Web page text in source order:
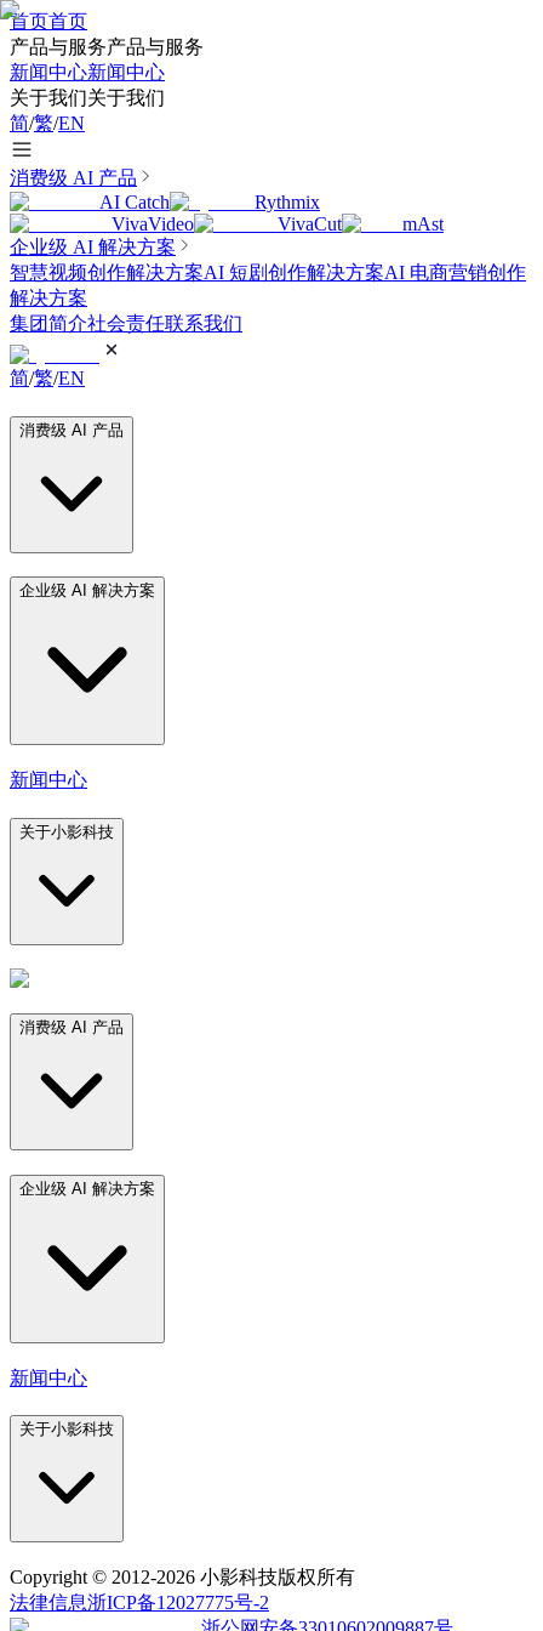
首页首页
产品与服务产品与服务
新闻中心新闻中心
关于我们关于我们
简/繁/EN
消费级 AI 产品
AI Catch
Rythmix
VivaVideo
VivaCut
mAst
企业级 AI 解决方案
智慧视频创作解决方案AI 短剧创作解决方案AI 电商营销创作
解决方案
集团简介社会责任联系我们
简/繁/EN
消费级 AI 产品
企业级 AI 解决方案
新闻中心
关于小影科技
消费级 AI 产品
企业级 AI 解决方案
新闻中心
关于小影科技
Copyright © 2012-2026 小影科技版权所有
法律信息浙ICP备12027775号-2